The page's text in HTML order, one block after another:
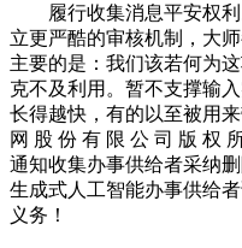
履行收集消息平安权利
立更严酷的审核机制，大
主要的是：我们该若何为
克不及利用。暂不支撑输
长得越快，有的以至被用
网 股 份 有 限 公 司 版 权
通知收集办事供给者采纳
生成式人工智能办事供给
义务！